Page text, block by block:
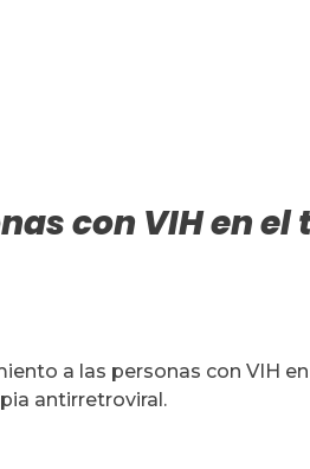
con VIH en
a las personas con VIH
antirretroviral.